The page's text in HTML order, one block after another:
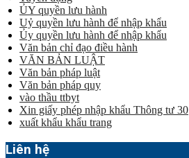
ỦY quyền lưu hành
Uỷ quyền lưu hành để nhập khẩu
Ủy quyền lưu hành để nhập khẩu
Văn bản chỉ đạo điều hành
VĂN BẢN LUẬT
Văn bản pháp luật
Văn bản pháp quy
vào thầu ttbyt
Xin giấy phép nhập khẩu Thông tư 30
xuất khẩu khẩu trang
Liên hệ